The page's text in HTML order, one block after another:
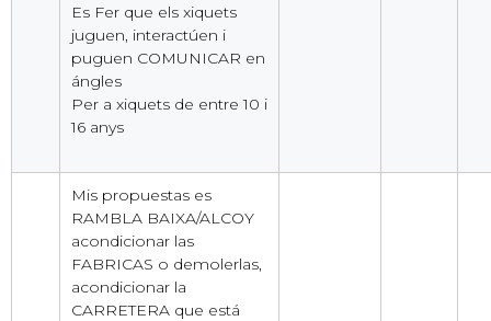
Es Fer que els xiquets
juguen, interactúen i
puguen COMUNICAR en
ángles
Per a xiquets de entre 10 i
16 anys
Mis propuestas es
RAMBLA BAIXA/ALCOY
acondicionar las
FABRICAS o demolerlas,
acondicionar la
CARRETERA que está